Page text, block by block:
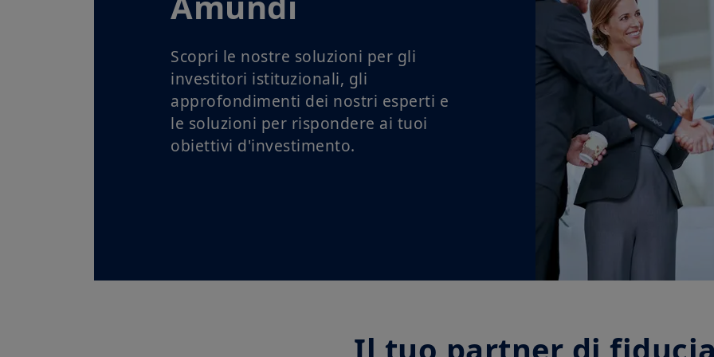
Scopri le nostre soluzioni per gli
investitori istituzionali, gli
approfondimenti dei nostri esperti e
le soluzioni per rispondere ai tuoi
obiettivi d'investimento.